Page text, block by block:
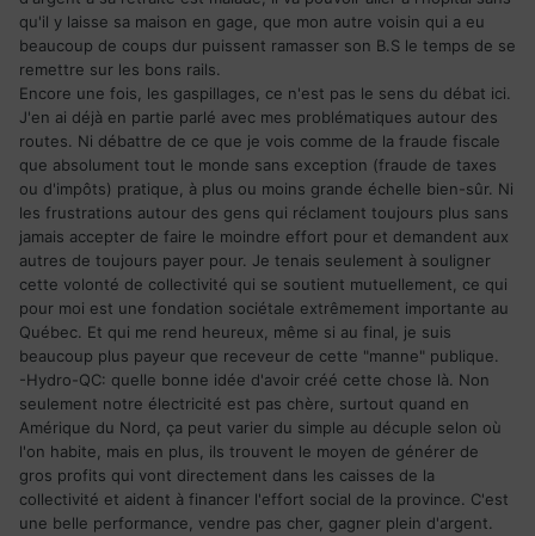
qu'il y laisse sa maison en gage, que mon autre voisin qui a eu
beaucoup de coups dur puissent ramasser son B.S le temps de se
remettre sur les bons rails.
Encore une fois, les gaspillages, ce n'est pas le sens du débat ici.
J'en ai déjà en partie parlé avec mes problématiques autour des
routes. Ni débattre de ce que je vois comme de la fraude fiscale
que absolument tout le monde sans exception (fraude de taxes
ou d'impôts) pratique, à plus ou moins grande échelle bien-sûr. Ni
les frustrations autour des gens qui réclament toujours plus sans
jamais accepter de faire le moindre effort pour et demandent aux
autres de toujours payer pour. Je tenais seulement à souligner
cette volonté de collectivité qui se soutient mutuellement, ce qui
pour moi est une fondation sociétale extrêmement importante au
Québec. Et qui me rend heureux, même si au final, je suis
beaucoup plus payeur que receveur de cette "manne" publique.
-Hydro-QC: quelle bonne idée d'avoir créé cette chose là. Non
seulement notre électricité est pas chère, surtout quand en
Amérique du Nord, ça peut varier du simple au décuple selon où
l'on habite, mais en plus, ils trouvent le moyen de générer de
gros profits qui vont directement dans les caisses de la
collectivité et aident à financer l'effort social de la province. C'est
une belle performance, vendre pas cher, gagner plein d'argent.